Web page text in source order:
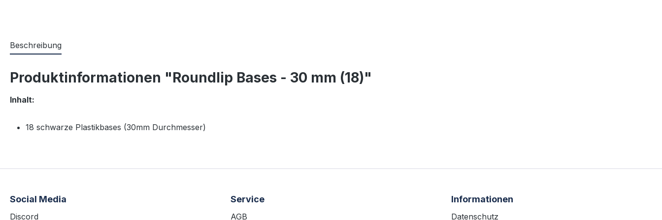
Beschreibung
Produktinformationen "Roundlip Bases - 30 mm (18)"
Inhalt:
18 schwarze Plastikbases (30mm Durchmesser)
Social Media
Discord
Service
AGB
Informationen
Datenschutz